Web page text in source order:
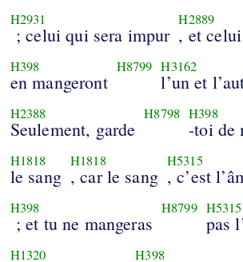
H2931
; celui qui sera impur
H2889
, et
H398
en mangeront
H8799 H3162
l’un et
H2388
Seulement, garde
H8798 H398
-toi de
H1818
le sang
H1818
, car le sang
H5315
, c’est
H398
; et tu ne mangeras
H8799 H5315
pas
H1320 H398